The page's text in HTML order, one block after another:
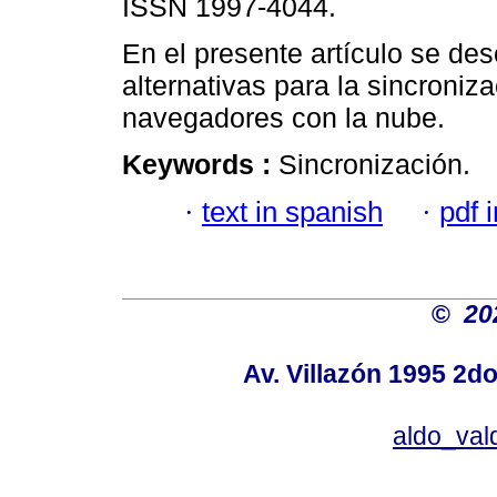
ISSN 1997-4044.
En el presente artículo se
alternativas para la
navegadores con la nube.
Keywords : Sincronización.
· text in spanish · pdf
©
Av. Villazón 1995